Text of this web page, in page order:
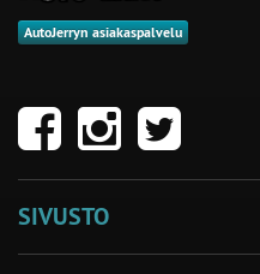
AutoJerryn asiakaspalvelu
SIVUSTO